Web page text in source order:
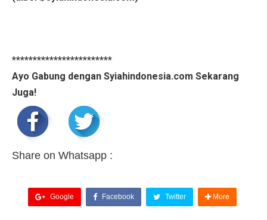
************************
Ayo Gabung dengan Syiahindonesia.com Sekarang
Juga!
Share on Whatsapp :
Google Facebook Twitter More